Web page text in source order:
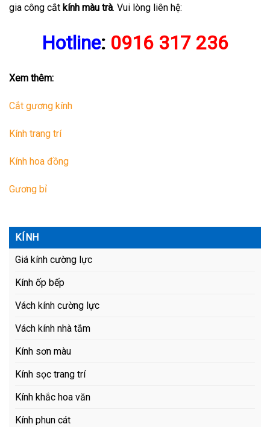
gia công cắt kính màu trà. Vui lòng liên hệ:
Hotline: 0916 317 236
Xem thêm:
Cắt gương kính
Kính trang trí
Kính hoa đồng
Gương bỉ
KÍNH
Giá kính cường lực
Kính ốp bếp
Vách kính cường lực
Vách kính nhà tắm
Kính sơn màu
Kính sọc trang trí
Kính khắc hoa văn
Kính phun cát